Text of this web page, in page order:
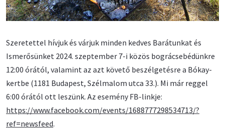
Szeretettel hívjuk és várjuk minden kedves Barátunkat és
Ismerősünket 2024. szeptember 7-i közös bográcsebédünkre
12:00 órától, valamint az azt követő beszélgetésre a Bókay-
kertbe (1181 Budapest, Szélmalom utca 33.). Mi már reggel
6:00 órától ott leszünk. Az esemény FB-linkje:
https://www.facebook.com/events/1688777298534713/?
ref=newsfeed.